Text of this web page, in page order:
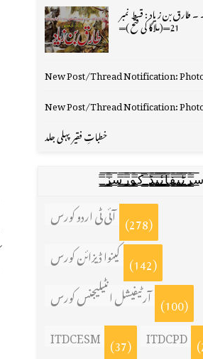
طارق بن زیاد : قسط نمبر
21═(ملاگا کی فتح )═
New Post/Thread Notification:
New Post/Thread Notification:
خطباتِ فقیر پہلی جلد
س̳̿͟͞ر̳̿͟͞ٹ̳̿͟͞ی̳̿͟͞ف̳̿͟͞ا̳̿͟͞ي̳̳̿ٔ̿͟͟͞͞ی̳̿͟͞ڈ̳̿͟͞ ̳̿͟͞ک̳̿͟͞و̳̿͟͞ر̳̿͟͞س̳̿͟͞ز̳̿͟͞
آئی ٹی اردو کورس (278)
کینوا ڈیزائن کورس (142)
آرٹیفیشل انٹیلیجنس کورس (100)
ITDCESM (37) ITDCPD